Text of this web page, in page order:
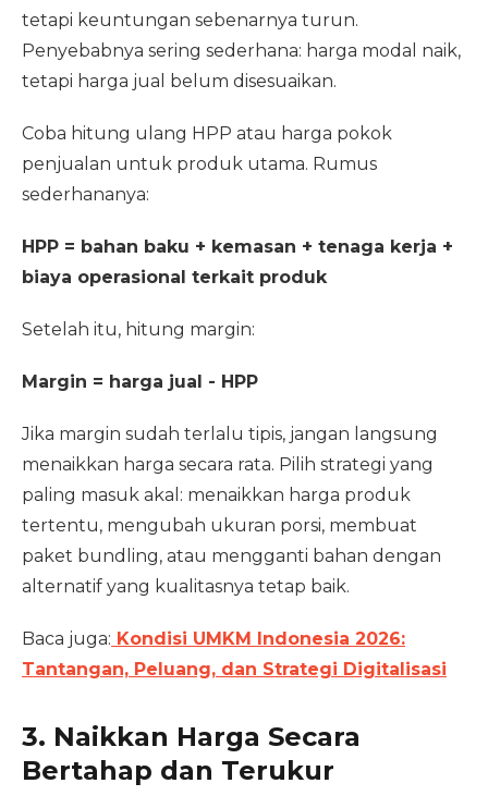
tetapi keuntungan sebenarnya turun.
Penyebabnya sering sederhana: harga modal naik,
tetapi harga jual belum disesuaikan.
Coba hitung ulang HPP atau harga pokok
penjualan untuk produk utama. Rumus
sederhananya:
HPP = bahan baku + kemasan + tenaga kerja +
biaya operasional terkait produk
Setelah itu, hitung margin:
Margin = harga jual - HPP
Jika margin sudah terlalu tipis, jangan langsung
menaikkan harga secara rata. Pilih strategi yang
paling masuk akal: menaikkan harga produk
tertentu, mengubah ukuran porsi, membuat
paket bundling, atau mengganti bahan dengan
alternatif yang kualitasnya tetap baik.
Baca juga: Kondisi UMKM Indonesia 2026:
Tantangan, Peluang, dan Strategi Digitalisasi
3. Naikkan Harga Secara
Bertahap dan Terukur